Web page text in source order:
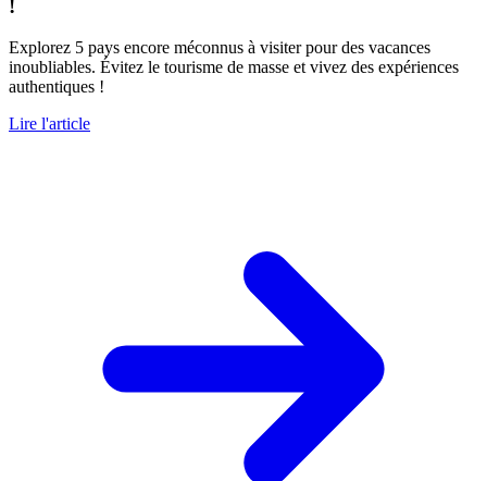
!
Explorez 5 pays encore méconnus à visiter pour des vacances
inoubliables. Évitez le tourisme de masse et vivez des expériences
authentiques !
Lire l'article